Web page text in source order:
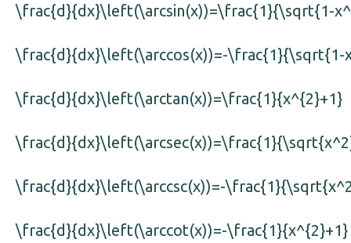
\frac{d}{dx}\left(\arcsin(x))=\frac{1}{\sqrt{1-
\frac{d}{dx}\left(\arccos(x))=-\frac{1}{\sqrt{1-
\frac{d}{dx}\left(\arctan(x))=\frac{1}{x^{2}+1}
\frac{d}{dx}\left(\arccsc(x))=-
\frac{d}{dx}\left(\arccot(x))=-\frac{1}{x^{2}+1}